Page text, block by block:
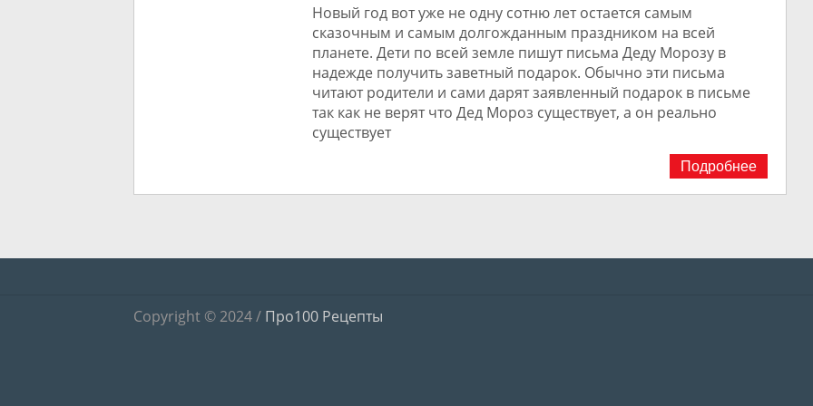
Новый год вот уже не одну сотню лет остается самым
сказочным и самым долгожданным праздником на всей
планете. Дети по всей земле пишут письма Деду Морозу в
надежде получить заветный подарок. Обычно эти письма
читают родители и сами дарят заявленный подарок в письме
так как не верят что Дед Мороз существует, а он реально
существует
Подробнее
Copyright © 2024 / Про100 Рецепты